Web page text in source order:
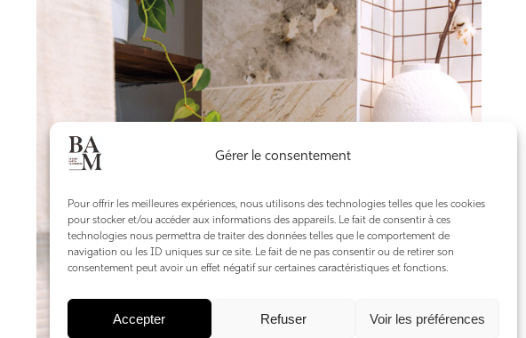
Gérer le consentement
Pour offrir les meilleures expériences, nous utilisons des technologies telles que les cookies
pour stocker et/ou accéder aux informations des appareils. Le fait de consentir à ces
technologies nous permettra de traiter des données telles que le comportement de
navigation ou les ID uniques sur ce site. Le fait de ne pas consentir ou de retirer son
consentement peut avoir un effet négatif sur certaines caractéristiques et fonctions.
Accepter Refuser Voir les préférences